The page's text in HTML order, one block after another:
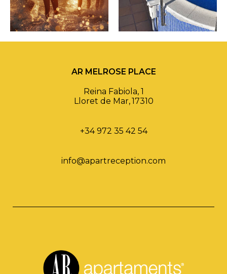
AR MELROSE PLACE
Reina Fabiola, 1
Lloret de Mar,17310
+34 972 35 42 54
info@apartreception.com